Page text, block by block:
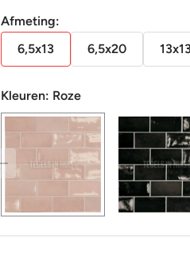
Afmeting:
6,5x13
6,5x20 13x13
Kleuren: Roze